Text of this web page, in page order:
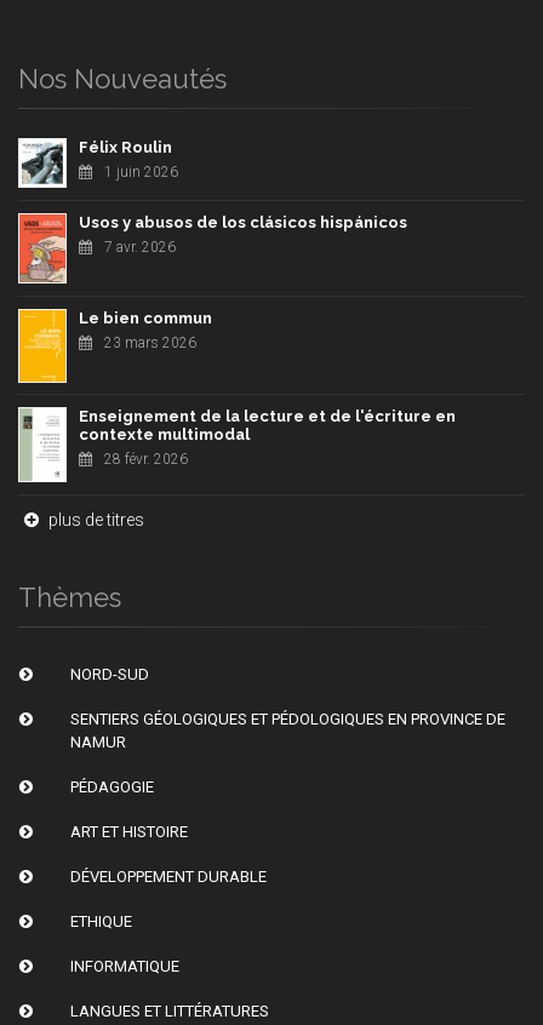
Nos Nouveautés
Félix Roulin
1 juin 2026
Usos y abusos de los clásicos hispánicos
7 avr. 2026
Le bien commun
23 mars 2026
Enseignement de la lecture et de l'écriture en
contexte multimodal
28 févr. 2026
plus de titres
Thèmes
NORD-SUD
SENTIERS GÉOLOGIQUES ET PÉDOLOGIQUES EN PROVINCE DE
NAMUR
PÉDAGOGIE
ART ET HISTOIRE
DÉVELOPPEMENT DURABLE
ETHIQUE
INFORMATIQUE
LANGUES ET LITTÉRATURES